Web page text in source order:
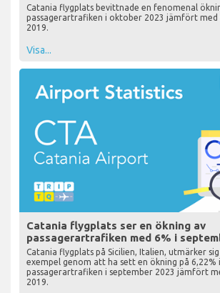
Catania flygplats bevittnade en fenomenal
passagerartrafiken i oktober 2023 jämfört med
2019.
Visa...
Catania flygplats ser en ökning av
passagerartrafiken med 6% i
Catania flygplats på Sicilien, Italien, utmärker
exempel genom att ha sett en ökning på 6,22% i
passagerartrafiken i september 2023 jämfört
2019.